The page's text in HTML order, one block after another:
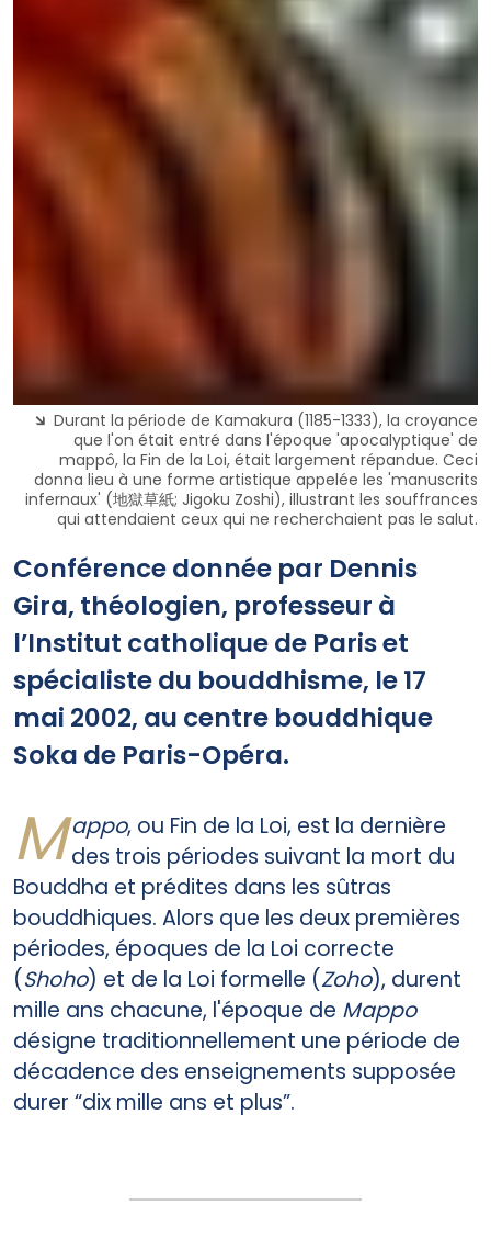
Durant la période de Kamakura (1185-1333), la croyance
que l'on était entré dans l'époque 'apocalyptique' de
mappô, la Fin de la Loi, était largement répandue. Ceci
donna lieu à une forme artistique appelée les 'manuscrits
infernaux' (地獄草紙; Jigoku Zoshi), illustrant les souffrances
qui attendaient ceux qui ne recherchaient pas le salut.
Conférence donnée par Dennis
Gira, théologien, professeur à
l’Institut catholique de Paris et
spécialiste du bouddhisme, le 17
mai 2002, au centre bouddhique
Soka de Paris-Opéra.
Mappo, ou Fin de la Loi, est la dernière
des trois périodes suivant la mort du
Bouddha et prédites dans les sûtras
bouddhiques. Alors que les deux premières
périodes, époques de la Loi correcte
(Shoho) et de la Loi formelle (Zoho), durent
mille ans chacune, l'époque de Mappo
désigne traditionnellement une période de
décadence des enseignements supposée
durer “dix mille ans et plus”.